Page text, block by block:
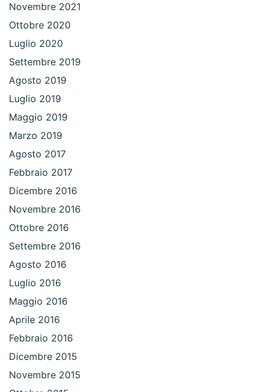
Novembre 2021
Ottobre 2020
Luglio 2020
Settembre 2019
Agosto 2019
Luglio 2019
Maggio 2019
Marzo 2019
Agosto 2017
Febbraio 2017
Dicembre 2016
Novembre 2016
Ottobre 2016
Settembre 2016
Agosto 2016
Luglio 2016
Maggio 2016
Aprile 2016
Febbraio 2016
Dicembre 2015
Novembre 2015